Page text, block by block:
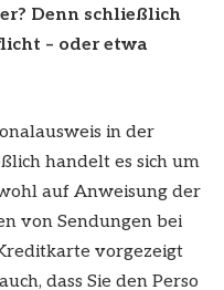
Denn schließlich
– oder etwa
in der
handelt es sich um
auf Anweisung der
von Sendungen bei
vorgezeigt
dass Sie den Perso